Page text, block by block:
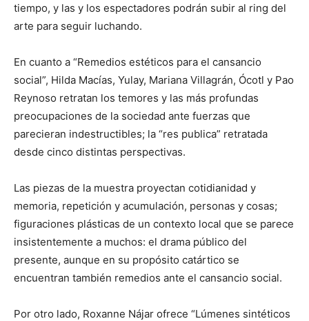
tiempo, y las y los espectadores podrán subir al ring del
arte para seguir luchando.
En cuanto a “Remedios estéticos para el cansancio
social”, Hilda Macías, Yulay, Mariana Villagrán, Ócotl y Pao
Reynoso retratan los temores y las más profundas
preocupaciones de la sociedad ante fuerzas que
parecieran indestructibles; la “res publica” retratada
desde cinco distintas perspectivas.
Las piezas de la muestra proyectan cotidianidad y
memoria, repetición y acumulación, personas y cosas;
figuraciones plásticas de un contexto local que se parece
insistentemente a muchos: el drama público del
presente, aunque en su propósito catártico se
encuentran también remedios ante el cansancio social.
Por otro lado, Roxanne Nájar ofrece “Lúmenes sintéticos